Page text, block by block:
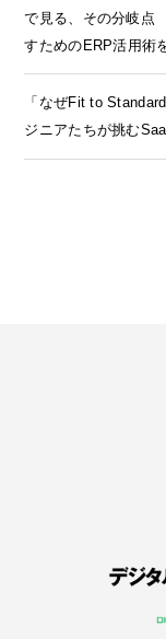
で見る、その分岐点
すためのERP活用術
「なぜFit to
ジニアたちが挑む